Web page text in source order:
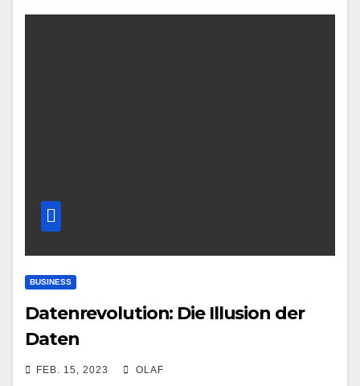
BUSINESS
Datenrevolution: Die Illusion der
Daten
FEB. 15, 2023 OLAF